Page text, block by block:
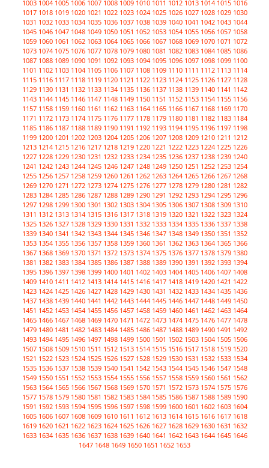
1003 1004 1005 1006 1007 1008 1009 1010 1011 1012 1013 1014 1015 1016
1017 1018 1019 1020 1021 1022 1023 1024 1025 1026 1027 1028 1029 1030
1031 1032 1033 1034 1035 1036 1037 1038 1039 1040 1041 1042 1043 1044
1045 1046 1047 1048 1049 1050 1051 1052 1053 1054 1055 1056 1057 1058
1059 1060 1061 1062 1063 1064 1065 1066 1067 1068 1069 1070 1071 1072
1073 1074 1075 1076 1077 1078 1079 1080 1081 1082 1083 1084 1085 1086
1087 1088 1089 1090 1091 1092 1093 1094 1095 1096 1097 1098 1099 1100
1101 1102 1103 1104 1105 1106 1107 1108 1109 1110 1111 1112 1113 1114
1115 1116 1117 1118 1119 1120 1121 1122 1123 1124 1125 1126 1127 1128
1129 1130 1131 1132 1133 1134 1135 1136 1137 1138 1139 1140 1141 1142
1143 1144 1145 1146 1147 1148 1149 1150 1151 1152 1153 1154 1155 1156
1157 1158 1159 1160 1161 1162 1163 1164 1165 1166 1167 1168 1169 1170
1171 1172 1173 1174 1175 1176 1177 1178 1179 1180 1181 1182 1183 1184
1185 1186 1187 1188 1189 1190 1191 1192 1193 1194 1195 1196 1197 1198
1199 1200 1201 1202 1203 1204 1205 1206 1207 1208 1209 1210 1211 1212
1213 1214 1215 1216 1217 1218 1219 1220 1221 1222 1223 1224 1225 1226
1227 1228 1229 1230 1231 1232 1233 1234 1235 1236 1237 1238 1239 1240
1241 1242 1243 1244 1245 1246 1247 1248 1249 1250 1251 1252 1253 1254
1255 1256 1257 1258 1259 1260 1261 1262 1263 1264 1265 1266 1267 1268
1269 1270 1271 1272 1273 1274 1275 1276 1277 1278 1279 1280 1281 1282
1283 1284 1285 1286 1287 1288 1289 1290 1291 1292 1293 1294 1295 1296
1297 1298 1299 1300 1301 1302 1303 1304 1305 1306 1307 1308 1309 1310
1311 1312 1313 1314 1315 1316 1317 1318 1319 1320 1321 1322 1323 1324
1325 1326 1327 1328 1329 1330 1331 1332 1333 1334 1335 1336 1337 1338
1339 1340 1341 1342 1343 1344 1345 1346 1347 1348 1349 1350 1351 1352
1353 1354 1355 1356 1357 1358 1359 1360 1361 1362 1363 1364 1365 1366
1367 1368 1369 1370 1371 1372 1373 1374 1375 1376 1377 1378 1379 1380
1381 1382 1383 1384 1385 1386 1387 1388 1389 1390 1391 1392 1393 1394
1395 1396 1397 1398 1399 1400 1401 1402 1403 1404 1405 1406 1407 1408
1409 1410 1411 1412 1413 1414 1415 1416 1417 1418 1419 1420 1421 1422
1423 1424 1425 1426 1427 1428 1429 1430 1431 1432 1433 1434 1435 1436
1437 1438 1439 1440 1441 1442 1443 1444 1445 1446 1447 1448 1449 1450
1451 1452 1453 1454 1455 1456 1457 1458 1459 1460 1461 1462 1463 1464
1465 1466 1467 1468 1469 1470 1471 1472 1473 1474 1475 1476 1477 1478
1479 1480 1481 1482 1483 1484 1485 1486 1487 1488 1489 1490 1491 1492
1493 1494 1495 1496 1497 1498 1499 1500 1501 1502 1503 1504 1505 1506
1507 1508 1509 1510 1511 1512 1513 1514 1515 1516 1517 1518 1519 1520
1521 1522 1523 1524 1525 1526 1527 1528 1529 1530 1531 1532 1533 1534
1535 1536 1537 1538 1539 1540 1541 1542 1543 1544 1545 1546 1547 1548
1549 1550 1551 1552 1553 1554 1555 1556 1557 1558 1559 1560 1561 1562
1563 1564 1565 1566 1567 1568 1569 1570 1571 1572 1573 1574 1575 1576
1577 1578 1579 1580 1581 1582 1583 1584 1585 1586 1587 1588 1589 1590
1591 1592 1593 1594 1595 1596 1597 1598 1599 1600 1601 1602 1603 1604
1605 1606 1607 1608 1609 1610 1611 1612 1613 1614 1615 1616 1617 1618
1619 1620 1621 1622 1623 1624 1625 1626 1627 1628 1629 1630 1631 1632
1633 1634 1635 1636 1637 1638 1639 1640 1641 1642 1643 1644 1645 1646
1647 1648 1649 1650 1651 1652 1653